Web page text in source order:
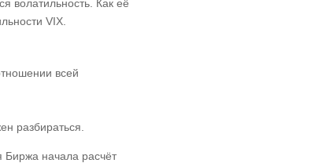
волатильность. Как её
VIX.
всей
разбираться.
Биржа начала расчёт